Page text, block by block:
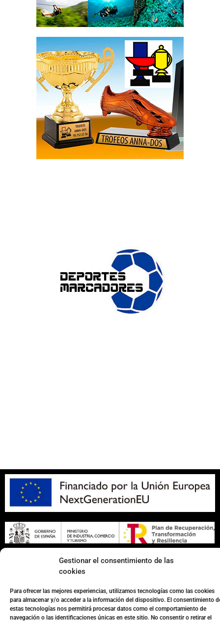
Gestionar el consentimiento de las
cookies
Para ofrecer las mejores experiencias, utilizamos tecnologías como las cookies
para almacenar y/o acceder a la información del dispositivo. El consentimiento
estas tecnologías nos permitirá procesar datos como el comportamiento de
navegación o las identificaciones únicas en este sitio. No consentir o retirar el